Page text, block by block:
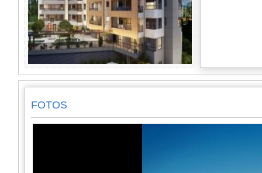
FOTOS